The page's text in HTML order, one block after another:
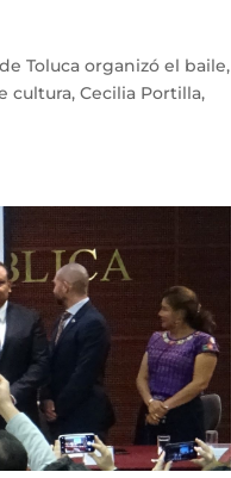
Toluca organizó el baile,
cultura, Cecilia Portilla,